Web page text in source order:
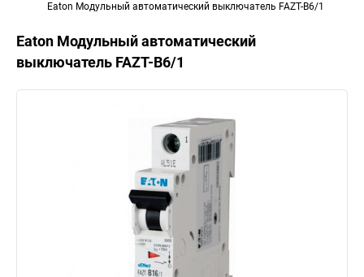
Eaton Модульный автоматический выключатель FAZT-B6/1
Eaton Модульный автоматический
выключатель FAZT-B6/1